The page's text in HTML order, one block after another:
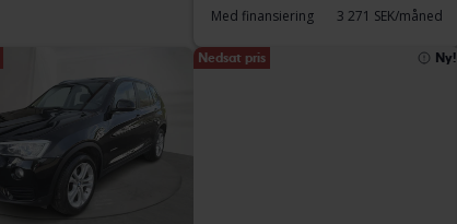
Med finansiering
3 271 SEK/måned
Nedsat pris Ny!